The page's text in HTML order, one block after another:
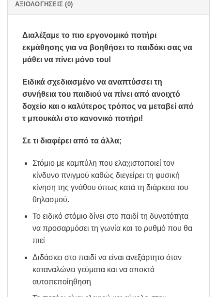
ΑΞΙΟΛΟΓΉΣΕΙΣ (0)
Διαλέξαμε το πιο εργονομικό ποτήρι
εκμάθησης για να βοηθήσει το παιδάκι σας να
μάθει να πίνει μόνο του!
Ειδικά σχεδιασμένο να αναπτύσσει τη
συνήθεια του παιδιού να πίνει από ανοιχτό
δοχείο και ο καλύτερος τρόπος να μεταβεί από
τ μπουκάλι στο κανονικό ποτήρι!
Σε τι διαφέρει από τα άλλα;
Στόμιο με καμπύλη που ελαχιστοποιεί τον
κίνδυνο πνιγμού καθώς διεγείρει τη φυσική
κίνηση της γνάθου όπως κατά τη διάρκεια του
θηλασμού.
Το ειδικό στόμιο δίνει στο παιδί τη δυνατότητα
να προσαρμόσει τη γωνία και το ρυθμό που θα
πιεί
Διδάσκει στο παιδί να είναι ανεξάρτητο όταν
καταναλώνει γεύματα και να αποκτά
αυτοπεποίηθηση